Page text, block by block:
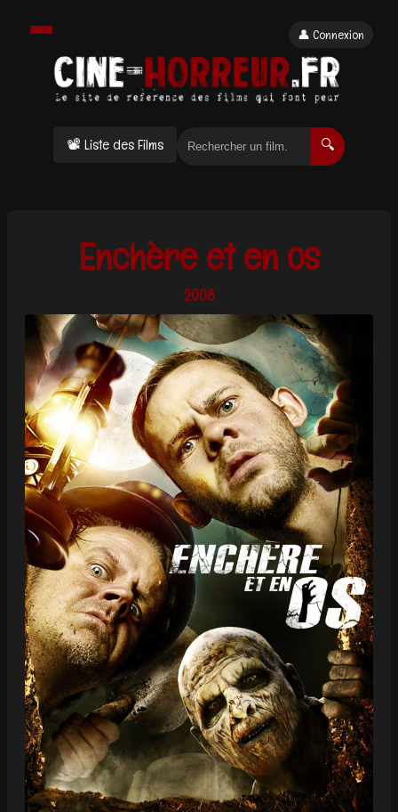
📽 Liste des Films 🔍
👤 Connexion
Enchère et en os
2008